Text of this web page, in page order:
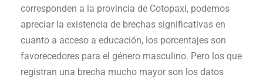
corresponden a la provincia de Cotopaxi, podemos
apreciar la existencia de brechas significativas en
cuanto a acceso a educación, los porcentajes son
favorecedores para el género masculino. Pero los que
registran una brecha mucho mayor son los datos